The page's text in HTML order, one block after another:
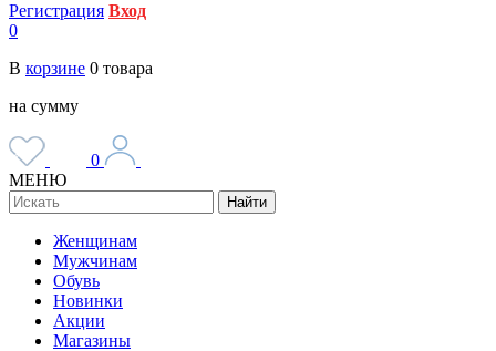
Регистрация Вход
0
В корзине 0 товара
на сумму
0
МЕНЮ
Найти
Женщинам
Мужчинам
Обувь
Новинки
Акции
Магазины